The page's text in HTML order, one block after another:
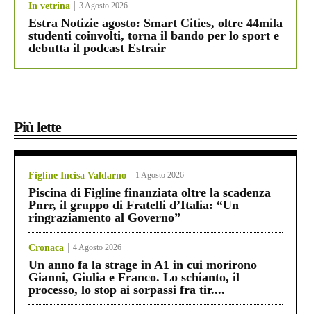
In vetrina 3 Agosto 2026
Estra Notizie agosto: Smart Cities, oltre 44mila
studenti coinvolti, torna il bando per lo sport e
debutta il podcast Estrair
Più lette
Figline Incisa Valdarno 1 Agosto 2026
Piscina di Figline finanziata oltre la scadenza
Pnrr, il gruppo di Fratelli d’Italia: “Un
ringraziamento al Governo”
Cronaca 4 Agosto 2026
Un anno fa la strage in A1 in cui morirono
Gianni, Giulia e Franco. Lo schianto, il
processo, lo stop ai sorpassi fra tir....